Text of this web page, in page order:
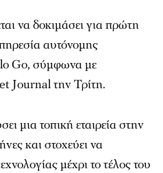
να δοκιμάσει για πρώτη
αυτόνομης
Go, σύμφωνα με
Journal την Τρίτη.
μια τοπική εταιρεία στην
και στοχεύει να
μέχρι το τέλος του